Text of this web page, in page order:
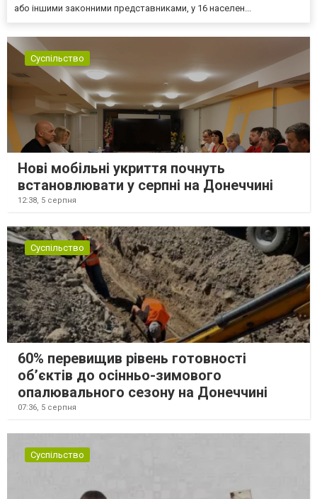
або іншими законними представниками, у 16 населен...
Суспільство
Нові мобільні укриття почнуть
встановлювати у серпні на Донеччині
12:38, 5 серпня
Суспільство
60% перевищив рівень готовності
об’єктів до осінньо-зимового
опалювального сезону на Донеччині
07:36, 5 серпня
Суспільство